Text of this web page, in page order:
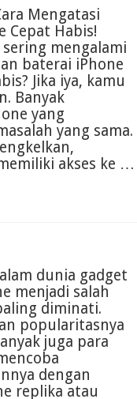
Mengatasi
Cepat Habis!
mengalami
baterai iPhone
Jika iya, kamu
Banyak
yang
yang sama.
akses ke …
dunia gadget
menjadi salah
diminati.
popularitasnya
juga para
dengan
replika atau